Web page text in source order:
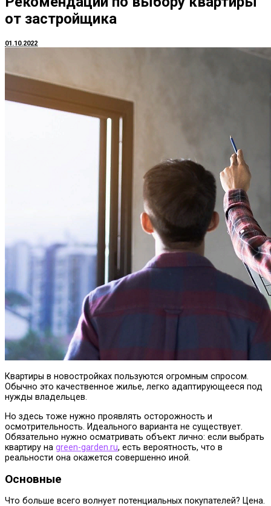
от застройщика
01.10.2022
Квартиры в новостройках пользуются огромным спросом.
Обычно это качественное жилье, легко адаптирующееся под
нужды владельцев.
Но здесь тоже нужно проявлять осторожность и
осмотрительность. Идеального варианта не существует.
Обязательно нужно осматривать объект лично: если выбрать
квартиру на green-garden.ru, есть вероятность, что в
реальности она окажется совершенно иной.
Основные
Что больше всего волнует потенциальных покупателей? Цена.